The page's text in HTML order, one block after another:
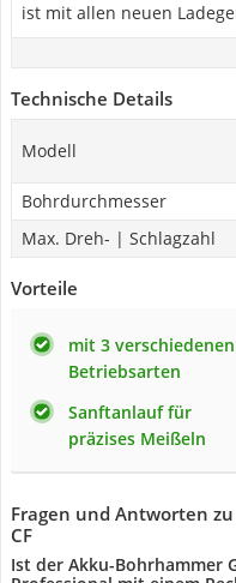
ist mit allen neuen
Technische Details
Modell
Bohrdurchmesser
Max. Dreh- | Schlagzahl
Vorteile
mit 3 verschiedenen
Betriebsarten
Sanftanlauf für
präzises Meißeln
Fragen und Antworten zu
CF
Ist der Akku-Bohrhammer